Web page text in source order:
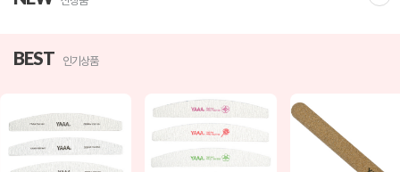
BEST 인기상품